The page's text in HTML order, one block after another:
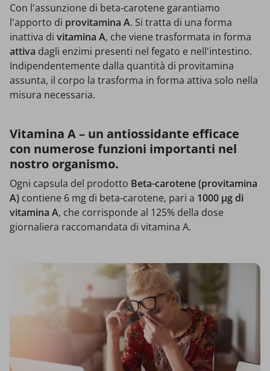
Con l'assunzione di beta-carotene garantiamo
l'apporto di provitamina A. Si tratta di una forma
inattiva di vitamina A, che viene trasformata in forma
attiva dagli enzimi presenti nel fegato e nell'intestino.
Indipendentemente dalla quantità di provitamina
assunta, il corpo la trasforma in forma attiva solo nella
misura necessaria.
Vitamina A – un antiossidante efficace
con numerose funzioni importanti nel
nostro organismo.
Ogni capsula del prodotto Beta-carotene (provitamina
A) contiene 6 mg di beta-carotene, pari a 1000 µg di
vitamina A, che corrisponde al 125% della dose
giornaliera raccomandata di vitamina A.